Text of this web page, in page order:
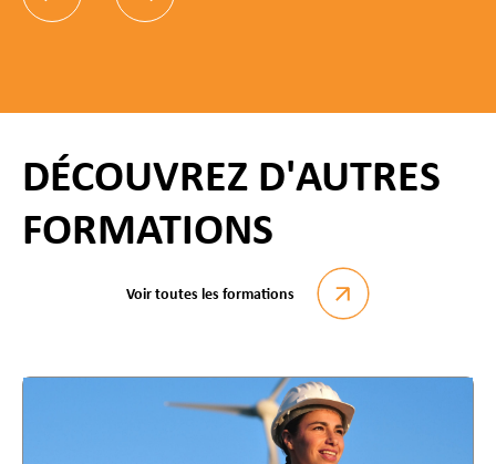
DÉCOUVREZ D'AUTRES
FORMATIONS
Voir toutes les formations